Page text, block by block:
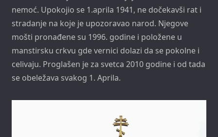
nemoć. Upokojio se 1.aprila 1941, ne dočekavši rat i
stradanje na koje je upozoravao narod. Njegove
mošti pronađene su 1996. godine i položene u
manstirsku crkvu gde vernici dolazi da se pokolne i
celivaju. Proglašen je za svetca 2010 godine i od tada
se obeležava svakog 1. Aprila.